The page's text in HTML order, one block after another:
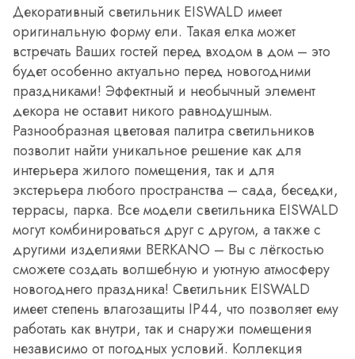
Декоративный светильник EISWALD имеет
оригинальную форму ели. Такая елка может
встречать Ваших гостей перед входом в дом – это
будет особенно актуально перед новогодними
праздниками! Эффектный и необычный элемент
декора не оставит никого равнодушным.
Разнообразная цветовая палитра светильников
позволит найти уникальное решение как для
интерьера жилого помещения, так и для
экстерьера любого пространства – сада, беседки,
террасы, парка. Все модели светильника EISWALD
могут комбинироваться друг с другом, а также с
другими изделиями BERKANO – Вы с лёгкостью
сможете создать волшебную и уютную атмосферу
новогоднего праздника! Светильник EISWALD
имеет степень влагозащиты IP44, что позволяет ему
работать как внутри, так и снаружи помещения
независимо от погодных условий. Коллекция